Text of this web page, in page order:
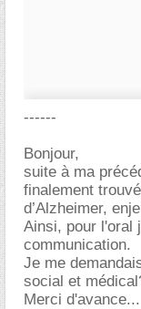
------
Bonjour,
suite à ma
finalement
d’Alzheimer,
Ainsi, pour l'oral
communication.
Je me
social et
Merci d'avance...